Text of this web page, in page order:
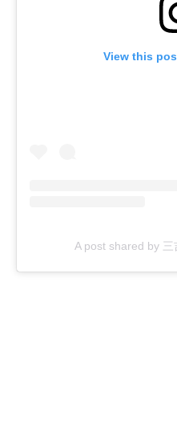
View this
A post shared by